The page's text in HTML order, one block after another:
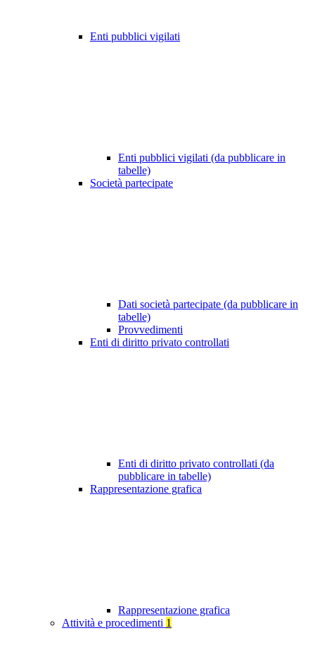
Enti pubblici vigilati
Enti pubblici vigilati (da pubblicare in
tabelle)
Società partecipate
Dati società partecipate (da pubblicare in
tabelle)
Provvedimenti
Enti di diritto privato controllati
Enti di diritto privato controllati (da
pubblicare in tabelle)
Rappresentazione grafica
Rappresentazione grafica
Attività e procedimenti 1